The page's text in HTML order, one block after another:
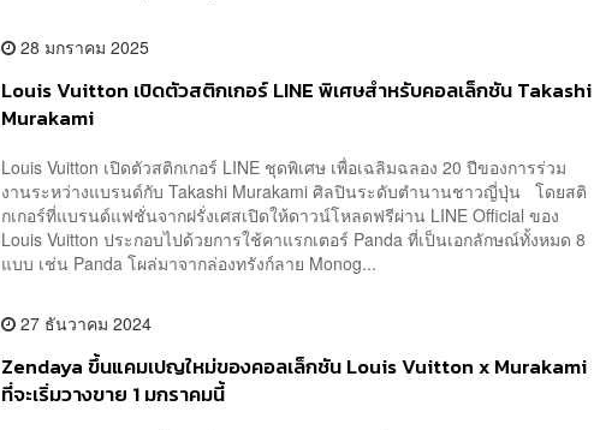
28 มกราคม 2025
Louis Vuitton เปิดตัวสติกเกอร์ LINE พิเศษสำหรับคอลเล็กชัน Takashi
Murakami
Louis Vuitton เปิดตัวสติกเกอร์ LINE ชุดพิเศษ เพื่อเฉลิมฉลอง 20 ปีของการร่วม
งานระหว่างแบรนด์กับ Takashi Murakami ศิลปินระดับตำนานชาวญี่ปุ่น โดยสติ
กเกอร์ที่แบรนด์แฟชั่นจากฝรั่งเศสเปิดให้ดาวน์โหลดฟรีผ่าน LINE Official ของ
Louis Vuitton ประกอบไปด้วยการใช้คาแรกเตอร์ Panda ที่เป็นเอกลักษณ์ทั้งหมด 8
แบบ เช่น Panda โผล่มาจากล่องทรังก์ลาย Monog...
27 ธันวาคม 2024
Zendaya ขึ้นแคมเปญใหม่ของคอลเล็กชัน Louis Vuitton x Murakami
ที่จะเริ่มวางขาย 1 มกราคมนี้